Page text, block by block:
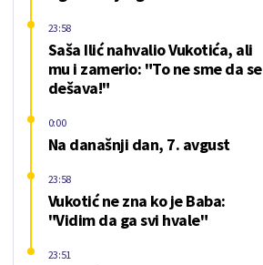
Saša Ilić nahvalio Vukotića, ali
mu i zamerio: "To ne sme da se
dešava!"
23:58
Na današnji dan, 7. avgust
0:00
Vukotić ne zna ko je Baba:
"Vidim da ga svi hvale"
23:58
23:51